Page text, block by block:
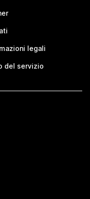
legali
del servizio